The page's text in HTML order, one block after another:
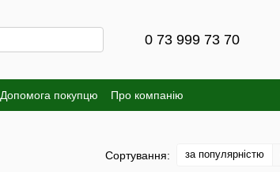
0 73 999 73 70
Допомога покупцю Про компанію
Сортування: за популярністю